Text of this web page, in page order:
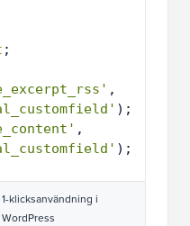
;
);
);
1-klicksanvändning i
WordPress